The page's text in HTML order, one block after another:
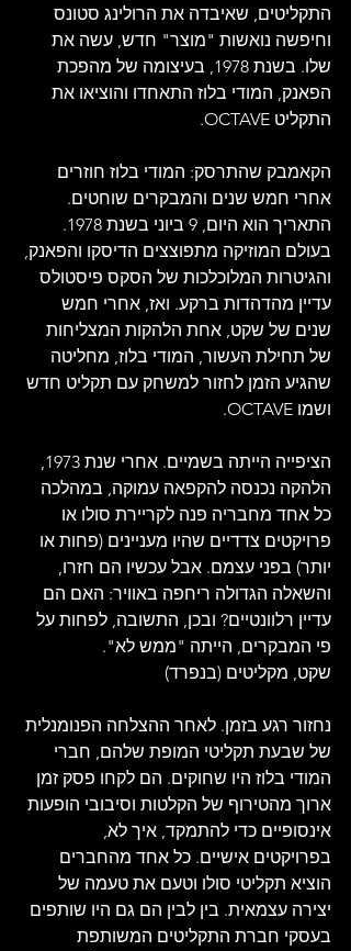
התקליטים, שאיבדה את הרולינג סטונס
וחיפשה נואשות "מוצר" חדש, עשה את
שלו. בשנת 1978, בעיצומה של מהפכת
הפאנק, המודי בלוז התאחדו והוציאו את
התקליט OCTAVE.
הקאמבק שהתרסק: המודי בלוז חוזרים
אחרי חמש שנים והמבקרים שוחטים.
התאריך הוא היום, 9 ביוני בשנת 1978.
בעולם המוזיקה מתפוצצים הדיסקו והפאנק,
והגיטרות המלוכלכות של הסקס פיסטולס
עדיין מהדהדות ברקע. ואז, אחרי חמש
שנים של שקט, אחת הלהקות המצליחות
של תחילת העשור, המודי בלוז, מחליטה
שהגיע הזמן לחזור למשחק עם תקליט חדש
ושמו OCTAVE.
הציפייה הייתה בשמיים. אחרי שנת 1973,
הלהקה נכנסה להקפאה עמוקה, במהלכה
כל אחד מחבריה פנה לקריירת סולו או
פרויקטים צדדיים שהיו מעניינים (פחות או
יותר) בפני עצמם. אבל עכשיו הם חזרו,
והשאלה הגדולה ריחפה באוויר: האם הם
עדיין רלוונטיים? ובכן, התשובה, לפחות על
פי המבקרים, הייתה "ממש לא".
שקט, מקליטים (בנפרד)
נחזור רגע בזמן. לאחר ההצלחה הפנומנלית
של שבעת תקליטי המופת שלהם, חברי
המודי בלוז היו שחוקים. הם לקחו פסק זמן
ארוך מהטירוף של הקלטות וסיבובי הופעות
אינסופיים כדי להתמקד, איך לא,
בפרויקטים אישיים. כל אחד מהחברים
הוציא תקליטי סולו וטעם את טעמה של
יצירה עצמאית. בין לבין הם גם היו שותפים
בעסקי חברת התקליטים המשותפת